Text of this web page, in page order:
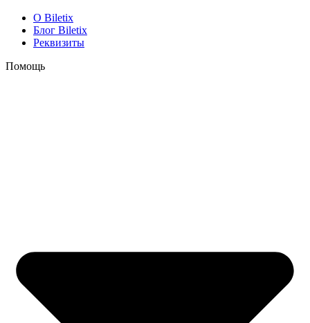
O Biletix
Блог Biletix
Реквизиты
Помощь